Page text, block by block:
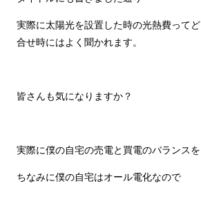
実際に太陽光を設置した時の光熱費って
合せ時にはよく聞かれます。
皆さんも気になりますか？
実際に僕の自宅の売電と買電のバランスを
ちなみに僕の自宅はオール電化なので